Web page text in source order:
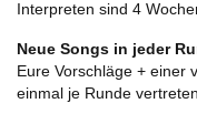
Interpreten sind 4
Neue Songs in jeder
Eure Vorschläge + einer
einmal je Runde